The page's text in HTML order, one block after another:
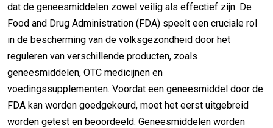
dat de geneesmiddelen zowel veilig als effectief zijn. De
Food and Drug Administration (FDA) speelt een cruciale rol
in de bescherming van de volksgezondheid door het
reguleren van verschillende producten, zoals
geneesmiddelen, OTC medicijnen en
voedingssupplementen. Voordat een geneesmiddel door de
FDA kan worden goedgekeurd, moet het eerst uitgebreid
worden getest en beoordeeld. Geneesmiddelen worden